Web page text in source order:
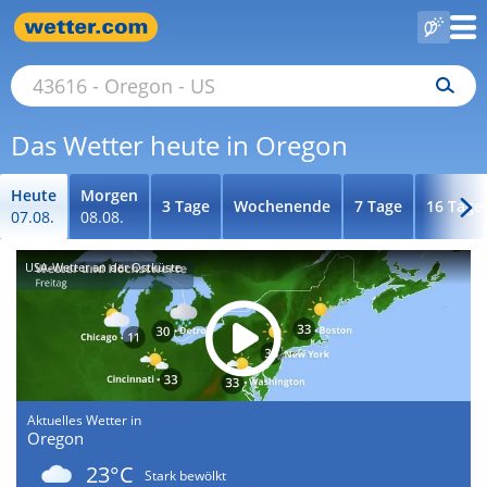
Das Wetter heute in Oregon
Heute
07.08.
Morgen
08.08.
3 Tage Wochenende 7 Tage 16 Tage
USA-Wetter an der Ostküste
Aktuelles Wetter in
Oregon
23°C
Stark bewölkt